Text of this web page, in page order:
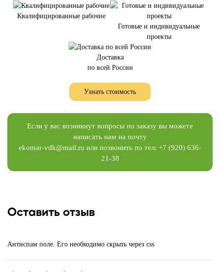
Квалифицированные рабочие
Готовые и индивидуальные
проекты
Доставка
по всей России
Узнать стоимость
Если у вас возникнут вопросы по заказу вы можете
написать нам на почту
ekomar-vdk@mail.ru или позвонить по тел: +7 (920) 636-
21-38
Оставить отзыв
Антиспам поле. Его необходимо скрыть через css